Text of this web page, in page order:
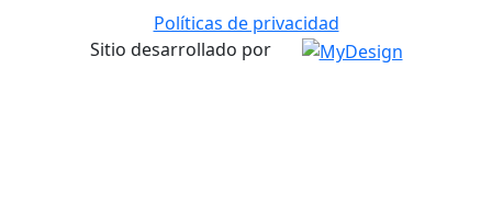
Políticas de privacidad
Sitio desarrollado por